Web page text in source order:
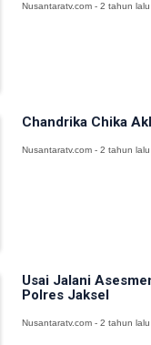
Nusantaratv.com - 2 tahun lalu
Chandrika Chika
Nusantaratv.com - 2 tahun lalu
Usai Jalani
Polres Jaksel
Nusantaratv.com - 2 tahun lalu